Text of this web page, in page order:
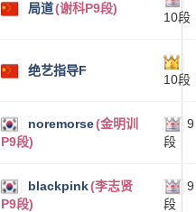
局道(谢科P9段)
10段
绝艺指导F
10段
noremorse(金明训
P9段)
9
段
blackpink(李志贤
P9段)
9
段